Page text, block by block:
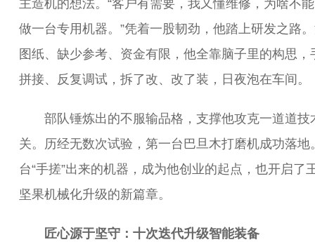
主造机的想法。“客户有需要，我又懂维修，为啥不
做一台专用机器。”凭着一股韧劲，他踏上研发之路
图纸、缺少参考、资金有限，他全靠脑子里的构思，
拼接、反复调试，拆了改、改了装，日夜泡在车间。
部队锤炼出的不服输品格，支撑他攻克一道道技
关。历经无数次试验，第一台巴旦木打磨机成功落地
台“手搓”出来的机器，成为他创业的起点，也开启了
坚果机械化升级的新篇章。
匠心源于坚守：十次迭代升级智能装备